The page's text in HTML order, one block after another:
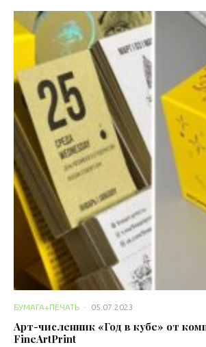
БУМАГА+ПЕЧАТЬ · 05.07.2023
Арт-численник «Год в кубе» от
FineArtPrint